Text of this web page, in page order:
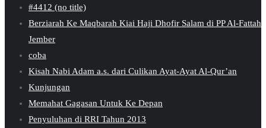
#4412 (no title)
Berziarah Ke Maqbarah Kiai Haji Dhofir Salam di PP Al-Fattah
Jember
coba
Kisah Nabi Adam a.s. dari Culikan Ayat-Ayat Al-Qur’an
Kunjungan
Memahat Gagasan Untuk Ke Depan
Penyuluhan di RRI Tahun 2013